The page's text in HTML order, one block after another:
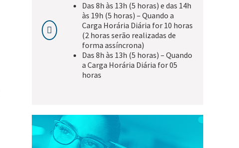
Das 8h às 13h (5 horas) e das 14h
às 19h (5 horas) – Quando a
Carga Horária Diária for 10 horas
(2 horas serão realizadas de
forma assíncrona)
Das 8h às 13h (5 horas) – Quando
a Carga Horária Diária for 05
horas